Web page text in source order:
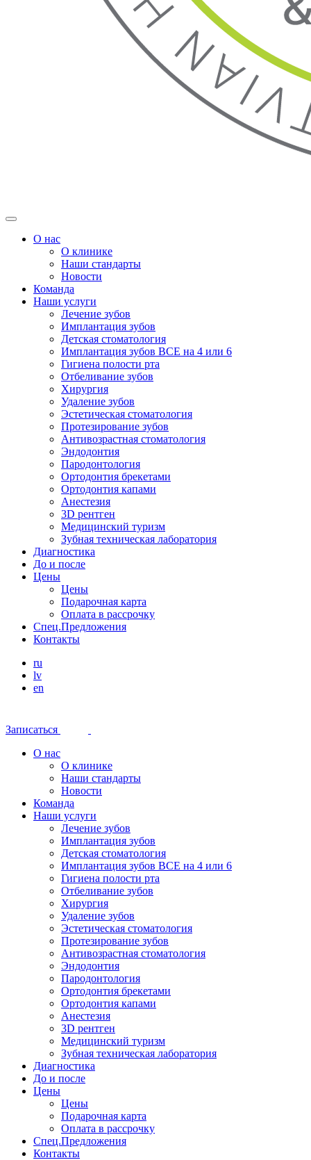
О нас
О клинике
Наши стандарты
Новости
Команда
Наши услуги
Лечение зубов
Имплантация зубов
Детская стоматология
Имплантация зубов ВСЕ на 4 или 6
Гигиена полости рта
Отбеливание зубов
Хирургия
Удаление зубов
Эстетическая стоматология
Протезирование зубов
Антивозрастная стоматология
Эндодонтия
Пародонтология
Ортодонтия брекетами
Ортодонтия капами
Анестезия
3D рентген
Медицинский туризм
Зубная техническая лаборатория
Диагностика
До и после
Цены
Цены
Подарочная карта
Оплата в рассрочку
Спец.Предложения
Контакты
ru
lv
en
Записаться
О нас
О клинике
Наши стандарты
Новости
Команда
Наши услуги
Лечение зубов
Имплантация зубов
Детская стоматология
Имплантация зубов ВСЕ на 4 или 6
Гигиена полости рта
Отбеливание зубов
Хирургия
Удаление зубов
Эстетическая стоматология
Протезирование зубов
Антивозрастная стоматология
Эндодонтия
Пародонтология
Ортодонтия брекетами
Ортодонтия капами
Анестезия
3D рентген
Медицинский туризм
Зубная техническая лаборатория
Диагностика
До и после
Цены
Цены
Подарочная карта
Оплата в рассрочку
Спец.Предложения
Контакты